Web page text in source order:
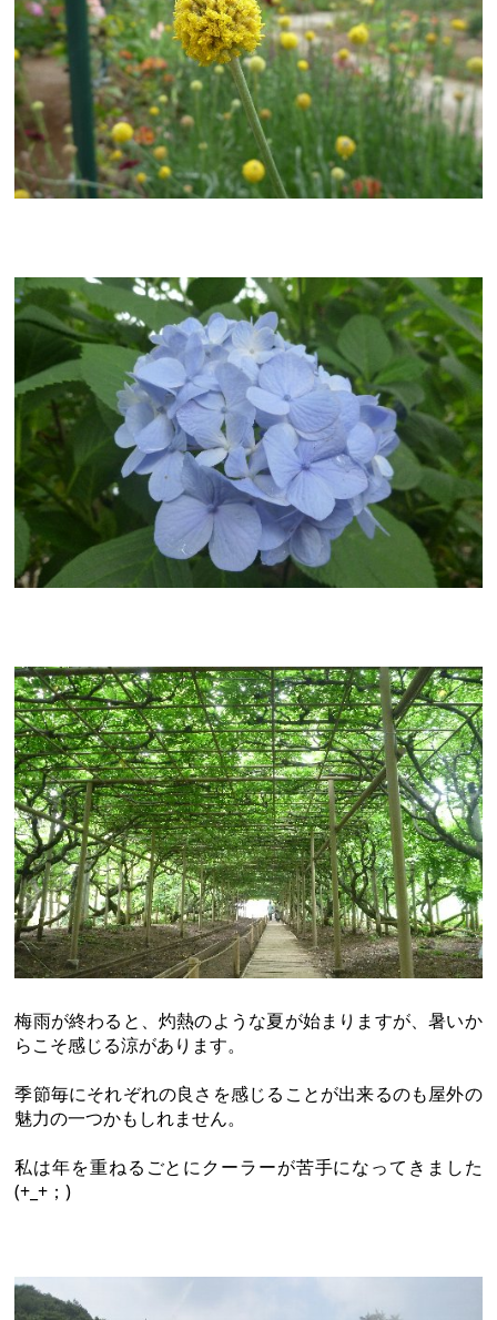
梅雨が終わると、灼熱のような夏が始まりますが、暑いか
らこそ感じる涼があります。
季節毎にそれぞれの良さを感じることが出来るのも屋外の
魅力の一つかもしれません。
私は年を重ねるごとにクーラーが苦手になってきました
(+_+；)